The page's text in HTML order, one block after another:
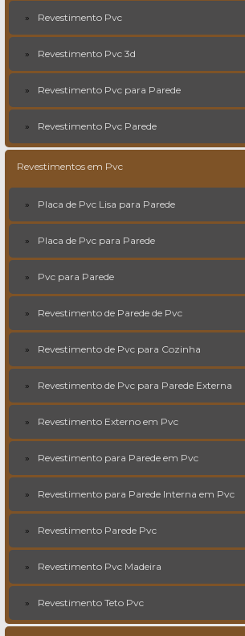
Revestimento Pvc
Revestimento Pvc 3d
Revestimento Pvc para Parede
Revestimento Pvc Parede
Revestimentos em Pvc
Placa de Pvc Lisa para Parede
Placa de Pvc para Parede
Pvc para Parede
Revestimento de Parede de Pvc
Revestimento de Pvc para Cozinha
Revestimento de Pvc para Parede Externa
Revestimento Externo em Pvc
Revestimento para Parede em Pvc
Revestimento para Parede Interna em Pvc
Revestimento Parede Pvc
Revestimento Pvc Madeira
Revestimento Teto Pvc